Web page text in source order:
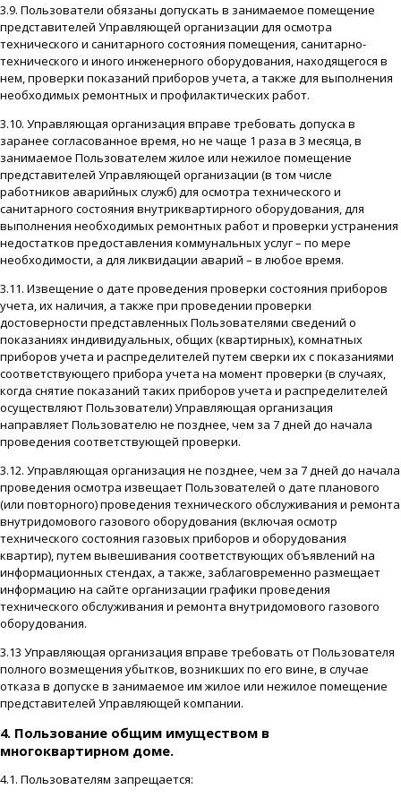
3.9. Пользователи обязаны допускать в занимаемое помещение
представителей Управляющей организации для осмотра
технического и санитарного состояния помещения, санитарно-
технического и иного инженерного оборудования, находящегося в
нем, проверки показаний приборов учета, а также для выполнения
необходимых ремонтных и профилактических работ.
3.10. Управляющая организация вправе требовать допуска в
заранее согласованное время, но не чаще 1 раза в 3 месяца, в
занимаемое Пользователем жилое или нежилое помещение
представителей Управляющей организации (в том числе
работников аварийных служб) для осмотра технического и
санитарного состояния внутриквартирного оборудования, для
выполнения необходимых ремонтных работ и проверки устранения
недостатков предоставления коммунальных услуг – по мере
необходимости, а для ликвидации аварий – в любое время.
3.11. Извещение о дате проведения проверки состояния приборов
учета, их наличия, а также при проведении проверки
достоверности представленных Пользователями сведений о
показаниях индивидуальных, общих (квартирных), комнатных
приборов учета и распределителей путем сверки их с показаниями
соответствующего прибора учета на момент проверки (в случаях,
когда снятие показаний таких приборов учета и распределителей
осуществляют Пользователи) Управляющая организация
направляет Пользователю не позднее, чем за 7 дней до начала
проведения соответствующей проверки.
3.12. Управляющая организация не позднее, чем за 7 дней до начала
проведения осмотра извещает Пользователей о дате планового
(или повторного) проведения технического обслуживания и ремонта
внутридомового газового оборудования (включая осмотр
технического состояния газовых приборов и оборудования
квартир), путем вывешивания соответствующих объявлений на
информационных стендах, а также, заблаговременно размещает
информацию на сайте организации графики проведения
технического обслуживания и ремонта внутридомового газового
оборудования.
3.13 Управляющая организация вправе требовать от Пользователя
полного возмещения убытков, возникших по его вине, в случае
отказа в допуске в занимаемое им жилое или нежилое помещение
представителей Управляющей компании.
4. Пользование общим имуществом в
многоквартирном доме.
4.1. Пользователям запрещается: